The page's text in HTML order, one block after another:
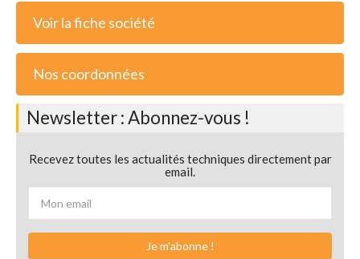
Voir la fiche société
Nos coordonnées
Newsletter : Abonnez-vous !
Recevez toutes les actualités techniques directement par
email.
Je m'abonne !